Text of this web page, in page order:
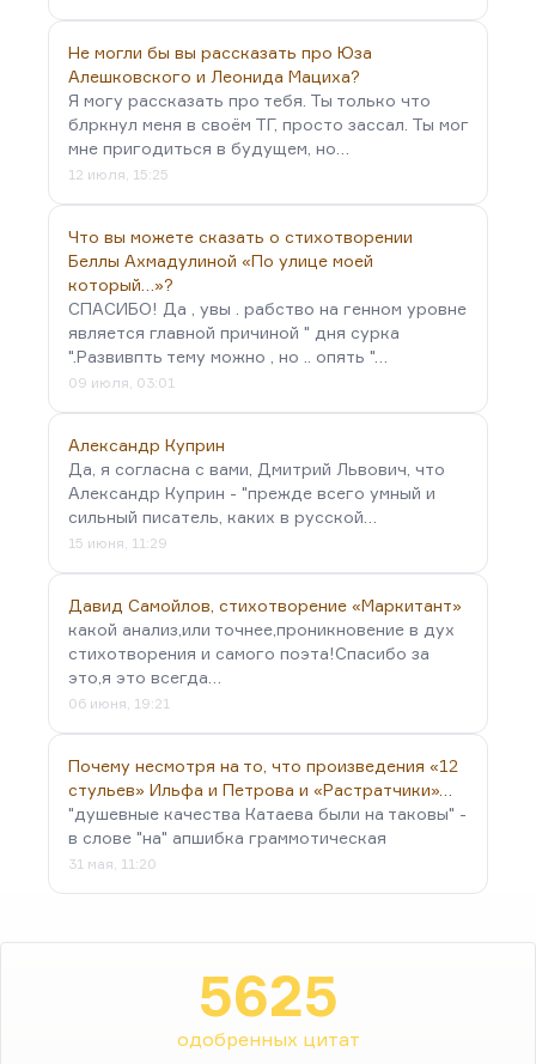
Не могли бы вы рассказать про Юза
Алешковского и Леонида Мациха?
Я могу рассказать про тебя. Ты только что
блркнул меня в своём ТГ, просто зассал. Ты мог
мне пригодиться в будущем, но…
12 июля, 15:25
Что вы можете сказать о стихотворении
Беллы Ахмадулиной «По улице моей
который…»?
СПАСИБО! Да , увы . рабство на генном уровне
является главной причиной " дня сурка
".Развивпть тему можно , но .. опять "…
09 июля, 03:01
Александр Куприн
Да, я согласна с вами, Дмитрий Львович, что
Александр Куприн - "прежде всего умный и
сильный писатель, каких в русской…
15 июня, 11:29
Давид Самойлов, стихотворение «Маркитант»
какой анализ,или точнее,проникновение в дух
стихотворения и самого поэта!Спасибо за
это,я это всегда…
06 июня, 19:21
Почему несмотря на то, что произведения «12
стульев» Ильфа и Петрова и «Растратчики»…
"душевные качества Катаева были на таковы" -
в слове "на" апшибка граммотическая
31 мая, 11:20
5625
одобренных цитат